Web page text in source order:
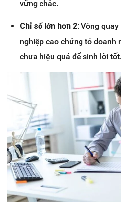
vững chắc.
Chỉ số lớn hơn 2: Vòng quay
nghiệp cao chứng tỏ doanh
chưa hiệu quả để sinh lời tốt.